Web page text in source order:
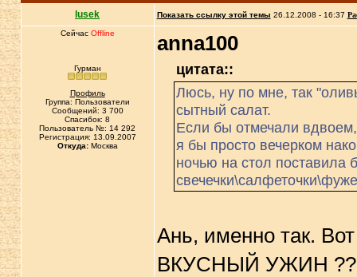
lusek Показать ссылку этой темы 26.12.2008 - 16:37
Сейчас Offline
Гурман
Профиль
Группа: Пользователи
Сообщений: 3 700
Спасибок: 8
Пользователь №: 14 292
Регистрация: 13.09.2007
Откуда:Москва
anna100
цитата::
Люсь, ну по мне, так
сытный салат.
Если бы отмечали
я бы просто вечерком
ночью на стол поставила
Ань, именно так.
ВКУСНЫЙ УЖИН ???